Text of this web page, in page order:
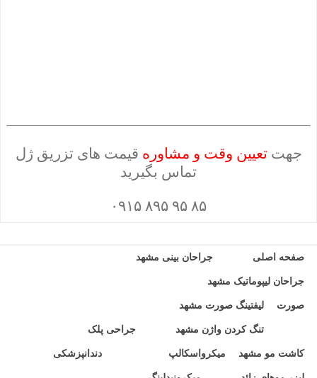
جهت تعیین وقت و مشاوره قیمت های تزریق ژل
تماس بگیرید
۸۵ ۹۵ ۸۹۵ ۰۹۱۵
صفحه اصلی جراحان بینی مشهد
جراحان لیپوماتیک مشهد
صورت لیفتینگ صورت مشهد
تنگ کردن واژن مشهد جراحی پلک
کاشت مو مشهد میکرواسکالپ دندانپزشکی